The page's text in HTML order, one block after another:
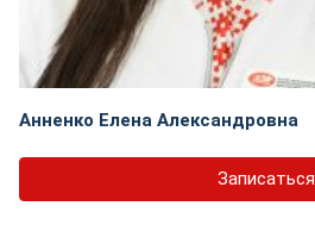
Анненко Елена Александровна
Записаться